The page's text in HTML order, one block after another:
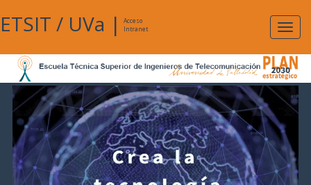
ETSIT / UVa |
Acceso
Intranet